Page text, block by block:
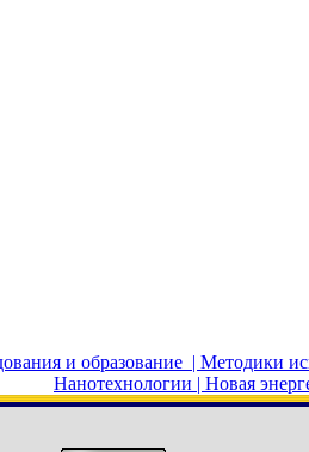
и образование | Методики
Нанотехнологии | Новая